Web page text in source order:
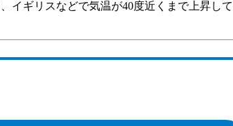
ギリスなどで気温が40度近くまで上昇して